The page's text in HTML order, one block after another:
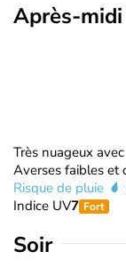
Après-midi
Très nuageux
Averses faibles et
Risque de pluie
Indice UV7 Fort
Soir